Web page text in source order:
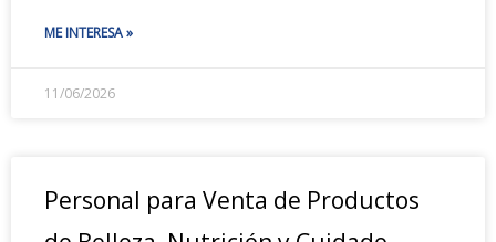
ME INTERESA »
11/06/2026
Personal para Venta de Productos